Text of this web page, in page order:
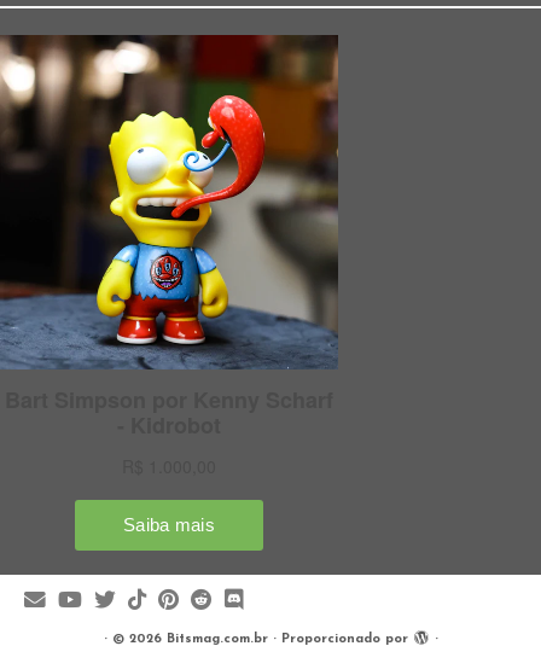
· © 2026 Bitsmag.com.br· Proporcionado por ·